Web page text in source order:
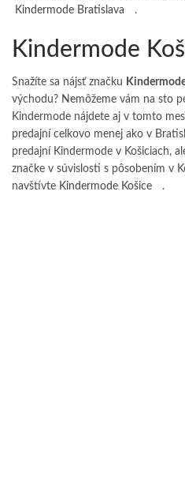
Kindermode Bratislava
.
Kindermode
Snažíte sa nájsť značku
východu? Nemôžeme vám na sto
Kindermode nájdete aj v tomto
predajní celkovo menej ako v
predajní Kindermode v Košiciach,
značke v súvislosti s pôsobením v
navštívte Kindermode Košice .